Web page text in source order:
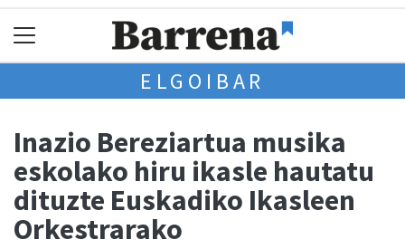
ELGOIBAR
Inazio Bereziartua musika
eskolako hiru ikasle hautatu
dituzte Euskadiko Ikasleen
Orkestrarako